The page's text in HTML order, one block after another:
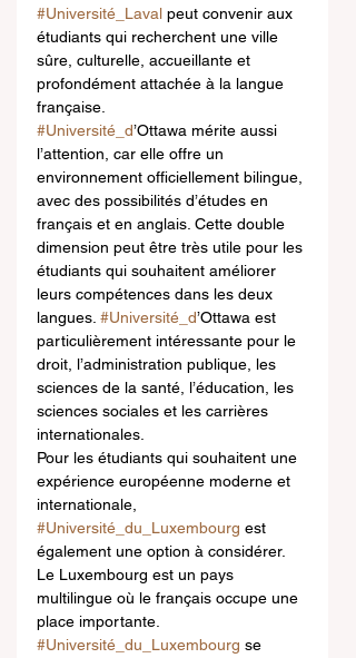
#Université_Laval peut convenir aux
étudiants qui recherchent une ville
sûre, culturelle, accueillante et
profondément attachée à la langue
française.
#Université_d’Ottawa mérite aussi
l’attention, car elle offre un
environnement officiellement bilingue,
avec des possibilités d’études en
français et en anglais. Cette double
dimension peut être très utile pour les
étudiants qui souhaitent améliorer
leurs compétences dans les deux
langues. #Université_d’Ottawa est
particulièrement intéressante pour le
droit, l’administration publique, les
sciences de la santé, l’éducation, les
sciences sociales et les carrières
internationales.
Pour les étudiants qui souhaitent une
expérience européenne moderne et
internationale,
#Université_du_Luxembourg est
également une option à considérer.
Le Luxembourg est un pays
multilingue où le français occupe une
place importante.
#Université_du_Luxembourg se